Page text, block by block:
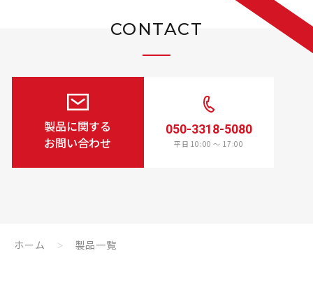
CONTACT
製品に関する
お問い合わせ
050-3318-5080
平日 10:00 〜 17:00
ホーム 製品一覧